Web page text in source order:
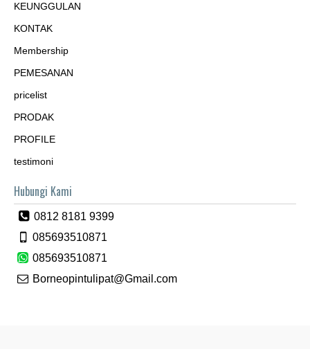
KEUNGGULAN
KONTAK
Membership
PEMESANAN
pricelist
PRODAK
PROFILE
testimoni
Hubungi Kami
0812 8181 9399
085693510871
085693510871
Borneopintulipat@Gmail.com